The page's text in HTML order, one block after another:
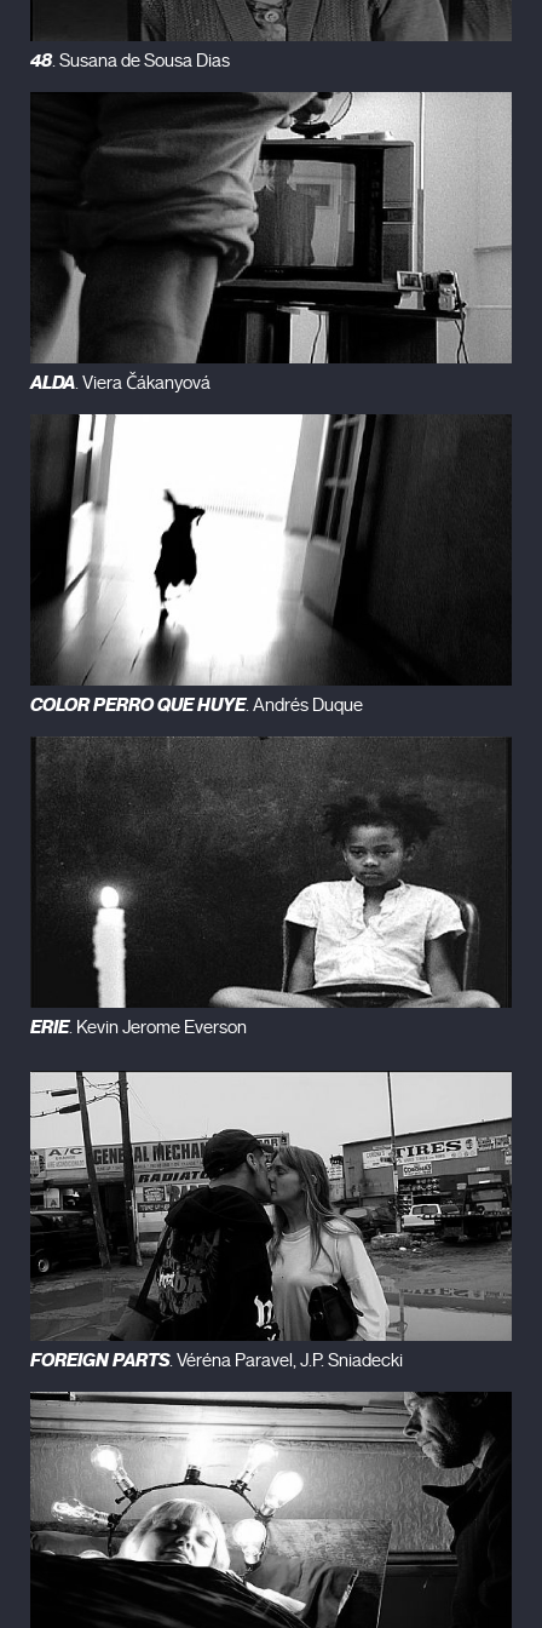
Super 8mm, participó en Punto de Vista 2010.
Filmografía
Vrindavana(2010)
El Sirviente(2009)
Música para Astronautas(2008)
(2005)
Cabeza de Palo(2002)
48. Susana de Sousa Dias
ALDA. Viera Čákanyová
COLOR PERRO QUE HUYE. Andrés Duque
ERIE. Kevin Jerome Everson
FOREIGN PARTS. Véréna Paravel, J.P. Sniadecki